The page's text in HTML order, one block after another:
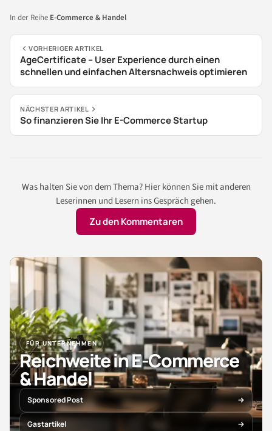
In der Reihe E-Commerce & Handel
VORHERIGER ARTIKEL
AgeCertificate – User Experience durch einen
schnellen und einfachen Altersnachweis optimieren
NÄCHSTER ARTIKEL
So finanzieren Sie Ihr E-Commerce Startup
Was halten Sie von dem Thema? Hier können Sie mit anderen
Leserinnen und Lesern ins Gespräch gehen.
Zu den Kommentaren
FÜR UNTERNEHMEN
Reichweite in E-Commerce
& Handel
Sponsored Post
Gastartikel